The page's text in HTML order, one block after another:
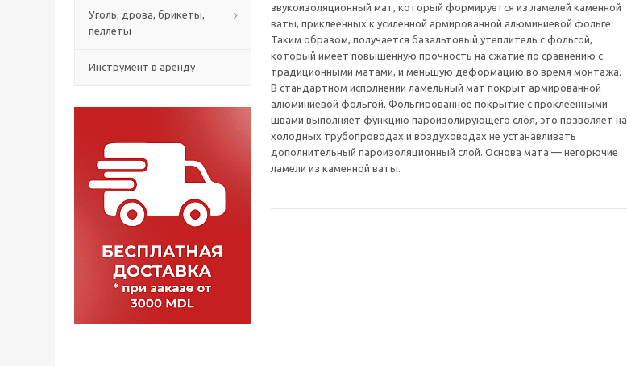
Уголь, дрова, брикеты,
пеллеты
Инструмент в аренду
звукоизоляционный мат, который формируется из ламелей каменной
ваты, приклеенных к усиленной армированной алюминиевой фольге.
Таким образом, получается базальтовый утеплитель с фольгой,
который имеет повышенную прочность на сжатие по сравнению с
традиционными матами, и меньшую деформацию во время монтажа.
В стандартном исполнении ламельный мат покрыт армированной
алюминиевой фольгой. Фольгированное покрытие с проклеенными
швами выполняет функцию пароизолирующего слоя, это позволяет на
холодных трубопроводах и воздуховодах не устанавливать
дополнительный пароизоляционный слой. Основа мата — негорючие
ламели из каменной ваты.